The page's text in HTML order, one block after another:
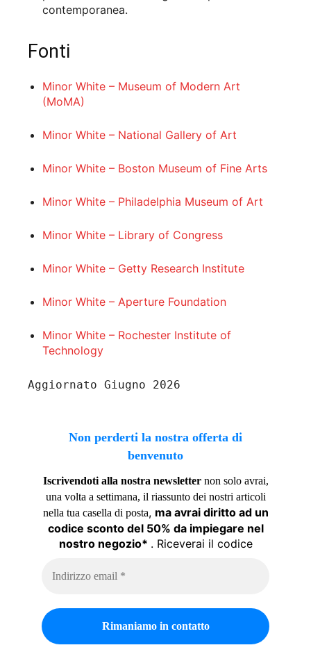
contemporanea.
Fonti
Minor White – Museum of Modern Art
(MoMA)
Minor White – National Gallery of Art
Minor White – Boston Museum of Fine Arts
Minor White – Philadelphia Museum of Art
Minor White – Library of Congress
Minor White – Getty Research Institute
Minor White – Aperture Foundation
Minor White – Rochester Institute of
Technology
Aggiornato Giugno 2026
Non perderti la nostra offerta di
benvenuto
Iscrivendoti alla nostra newsletternon solo avrai,
una volta a settimana, il riassunto dei nostri articoli
nella tua casella di posta, ma avrai diritto ad un
codice sconto del 50% da impiegare nel
nostro negozio* . Riceverai il codice